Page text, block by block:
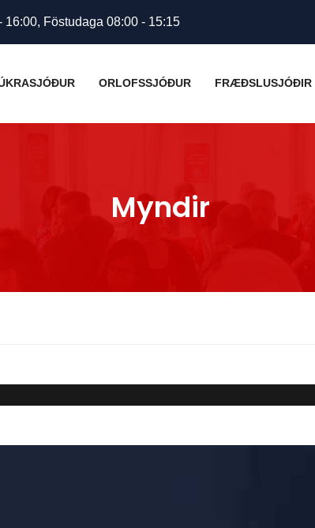
16:00, Föstudaga 08:00 - 15:15
ORLOFSSJÓÐUR FRÆÐSLUSJÓÐIR
Myndir